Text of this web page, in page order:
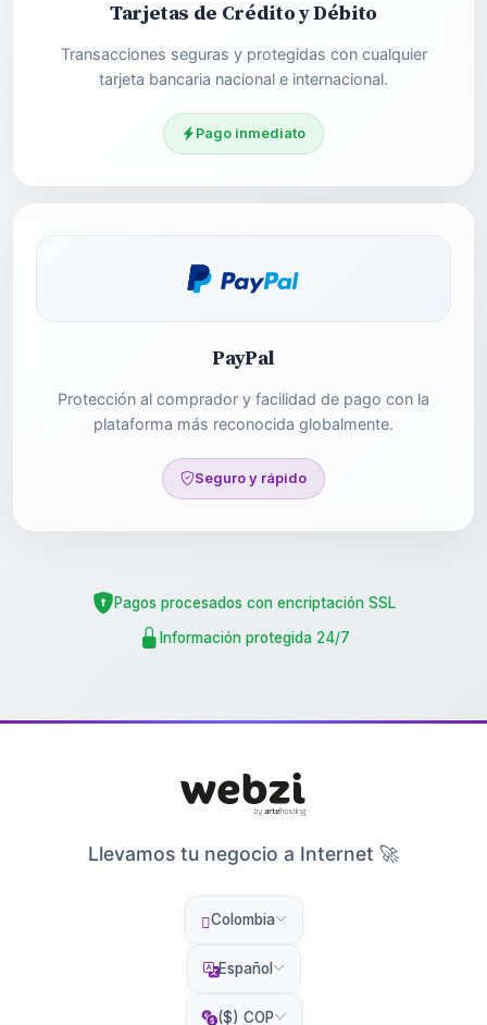
Tarjetas de Crédito y Débito
Transacciones seguras y protegidas con cualquier
tarjeta bancaria nacional e internacional.
Pago inmediato
PayPal
Protección al comprador y facilidad de pago con la
plataforma más reconocida globalmente.
Seguro y rápido
Pagos procesados con encriptación SSL
Información protegida 24/7
Llevamos tu negocio a Internet 🚀
Colombia
Español
($) COP